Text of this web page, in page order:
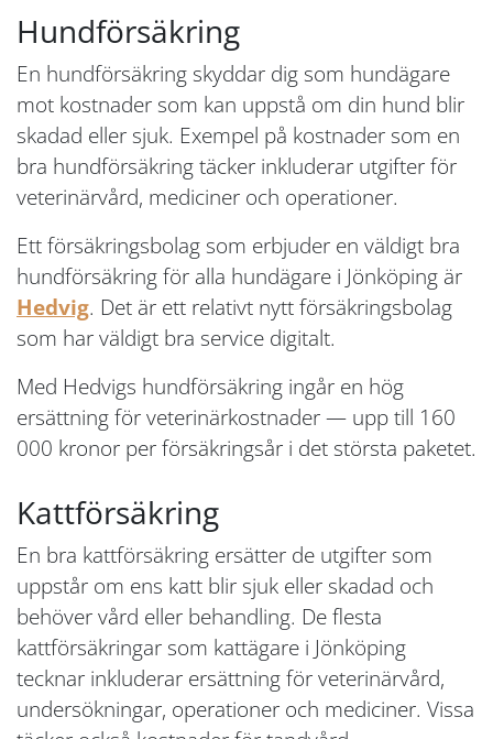
Hundförsäkring
En hundförsäkring skyddar dig som hundägare
mot kostnader som kan uppstå om din hund blir
skadad eller sjuk. Exempel på kostnader som en
bra hundförsäkring täcker inkluderar utgifter för
veterinärvård, mediciner och operationer.
Ett försäkringsbolag som erbjuder en väldigt bra
hundförsäkring för alla hundägare i Jönköping är
Hedvig. Det är ett relativt nytt försäkringsbolag
som har väldigt bra service digitalt.
Med Hedvigs hundförsäkring ingår en hög
ersättning för veterinärkostnader — upp till 160
000 kronor per försäkringsår i det största paketet.
Kattförsäkring
En bra kattförsäkring ersätter de utgifter som
uppstår om ens katt blir sjuk eller skadad och
behöver vård eller behandling. De flesta
kattförsäkringar som kattägare i Jönköping
tecknar inkluderar ersättning för veterinärvård,
undersökningar, operationer och mediciner. Vissa